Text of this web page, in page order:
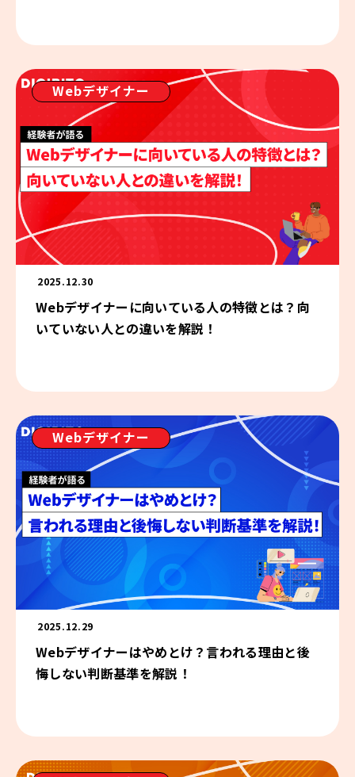
Webデザイナー
2025.12.30
Webデザイナーに向いている人の特徴とは？向
いていない人との違いを解説！
Webデザイナー
2025.12.29
Webデザイナーはやめとけ？言われる理由と後
悔しない判断基準を解説！